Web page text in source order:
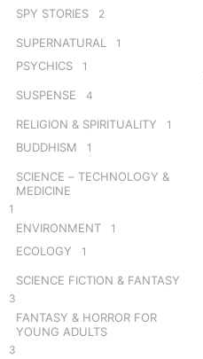
SPY STORIES 2
SUPERNATURAL 1
PSYCHICS 1
SUSPENSE 4
RELIGION & SPIRITUALITY 1
BUDDHISM 1
SCIENCE – TECHNOLOGY &
MEDICINE
1
ENVIRONMENT 1
ECOLOGY 1
SCIENCE FICTION & FANTASY
3
FANTASY & HORROR FOR
YOUNG ADULTS
3